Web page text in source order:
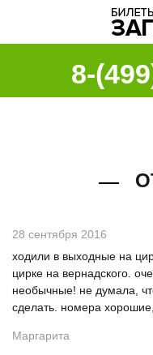
8-
28 сентября 2016
ходили в выходные на
цирке на вернадского.
необычные! не думала,
сделать. номера
Маргарита